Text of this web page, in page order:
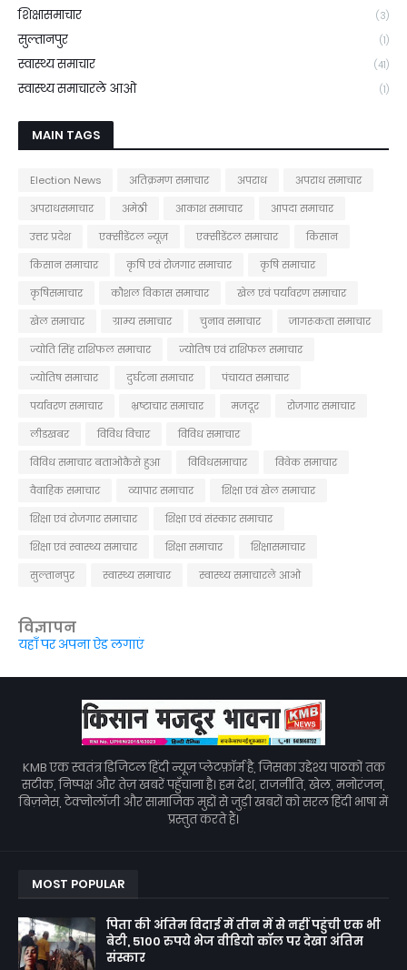
शिक्षासमाचार (3)
सुल्तानपुर (1)
स्वास्थ्य समाचार (41)
स्वास्थ्य समाचारले आओ (1)
MAIN TAGS
Election News अतिक्रमण समाचार अपराध
अपराध समाचार
अपराधसमाचार
अमेठी आकाश समाचार
आपदा समाचार
उत्तर प्रदेश
एक्सीडेंटल न्यूज़ एक्सीडेंटल समाचार
किसान
किसान समाचार
कृषि एवं रोजगार समाचार
कृषि समाचार
कृषिसमाचार
कौशल विकास समाचार
खेल एवं पर्यावरण समाचार
खेल समाचार
ग्राम्य समाचार चुनाव समाचार
जागरूकता समाचार
ज्योति सिंह राशिफल समाचार
ज्योतिष एवं राशिफल समाचार
ज्योतिष समाचार
दुर्घटना समाचार
पंचायत समाचार
पर्यावरण समाचार
भ्रष्टाचार समाचार मजदूर
रोजगार समाचार
लीडखबर
विविध विचार
विविध समाचार
विविध समाचार बताओकैसे हुआ
विविधसमाचार
विवेक समाचार
वैवाहिक समाचार
व्यापार समाचार
शिक्षा एवं खेल समाचार
शिक्षा एवं रोजगार समाचार
शिक्षा एवं संस्कार समाचार
शिक्षा एवं स्वास्थ्य समाचार
शिक्षा समाचार
शिक्षासमाचार
सुल्तानपुर
स्वास्थ्य समाचार स्वास्थ्य समाचारले आओ
विज्ञापन
यहाँ पर अपना ऐड लगाएं
KMB एक स्वतंत्र डिजिटल हिंदी न्यूज़ प्लेटफ़ॉर्म है, जिसका उद्देश्य पाठकों तक
सटीक, निष्पक्ष और तेज़ खबरें पहुँचाना है। हम देश, राजनीति, खेल, मनोरंजन,
बिज़नेस, टेक्नोलॉजी और सामाजिक मुद्दों से जुड़ी खबरों को सरल हिंदी भाषा में
प्रस्तुत करते हैं।
MOST POPULAR
पिता की अंतिम विदाई में तीन में से नहीं पहुंची एक भी
बेटी, 5100 रुपये भेज वीडियो कॉल पर देखा अंतिम
संस्कार